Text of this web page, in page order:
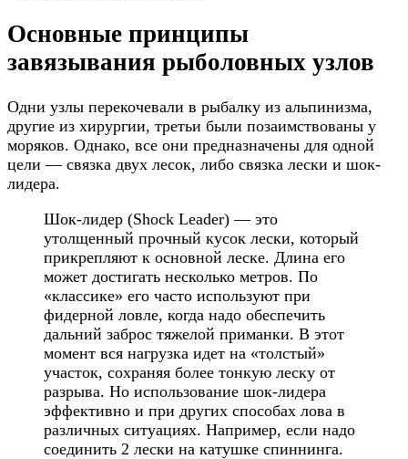
Основные принципы
завязывания рыболовных узлов
Одни узлы перекочевали в рыбалку из альпинизма,
другие из хирургии, третьи были позаимствованы у
моряков. Однако, все они предназначены для одной
цели — связка двух лесок, либо связка лески и шок-
лидера.
Шок-лидер (Shock Leader) — это
утолщенный прочный кусок лески, который
прикрепляют к основной леске. Длина его
может достигать несколько метров. По
«классике» его часто используют при
фидерной ловле, когда надо обеспечить
дальний заброс тяжелой приманки. В этот
момент вся нагрузка идет на «толстый»
участок, сохраняя более тонкую леску от
разрыва. Но использование шок-лидера
эффективно и при других способах лова в
различных ситуациях. Например, если надо
соединить 2 лески на катушке спиннинга.